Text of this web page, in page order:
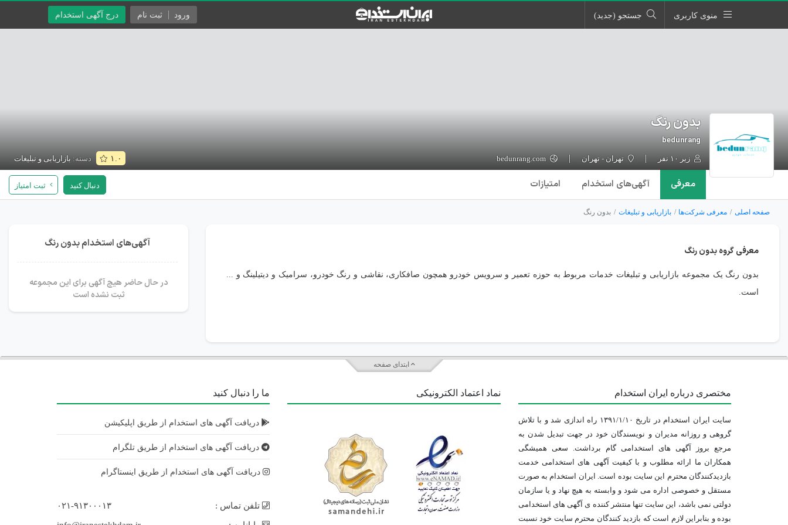
منوی کاربری جستجو (جدید) درج آگهی استخدام ورود ثبت نام
بدون رنگ
bedunrang
زیر ۱۰ نفر تهران - تهران bedunrang.com ۱.۰ دسته: بازاریابی و تبلیغات
معرفی آگهی‌های استخدام امتیازات دنبال کنید ثبت امتیاز
صفحه اصلی معرفی شرکت‌ها بازاریابی و تبلیغات بدون رنگ
معرفی گروه بدون رنگ
بدون رنگ یک مجموعه بازاریابی و تبلیغات خدمات مربوط به حوزه تعمیر و سرویس خودرو همچون صافکاری، نقاشی و رنگ خودرو، سرامیک و دیتیلینگ و ...
است.
آگهی‌های استخدام بدون رنگ
در حال حاضر هیچ آگهی برای این مجموعه
ثبت نشده است
ابتدای صفحه
مختصری درباره ایران استخدام
سایت ایران استخدام در تاریخ ۱۳۹۱/۱/۱۰ راه اندازی شد و با تلاش
گروهی و روزانه مدیران و نویسندگان خود در جهت تبدیل شدن به
مرجع بروز آگهی های استخدامی گام برداشت. سعی همیشگی
همکاران ما ارائه مطلوب و با کیفیت آگهی های استخدامی خدمت
بازدیدکنندگان محترم این سایت بوده است. ایران استخدام به صورت
مستقل و خصوصی اداره می شود و وابسته به هیچ نهاد و یا سازمان
دولتی نمی باشد، این سایت تنها منتشر کننده ی آگهی های استخدامی
بوده و بنابراین لازم است که بازدید کنندگان محترم سایت خود نسبت
نماد اعتماد الکترونیکی ما را دنبال کنید
دریافت آگهی های استخدام از طریق اپلیکیشن
دریافت آگهی های استخدام از طریق تلگرام
دریافت آگهی های استخدام از طریق اینستاگرام
تلفن تماس : ۰۲۱-۹۱۳۰۰۰۱۳